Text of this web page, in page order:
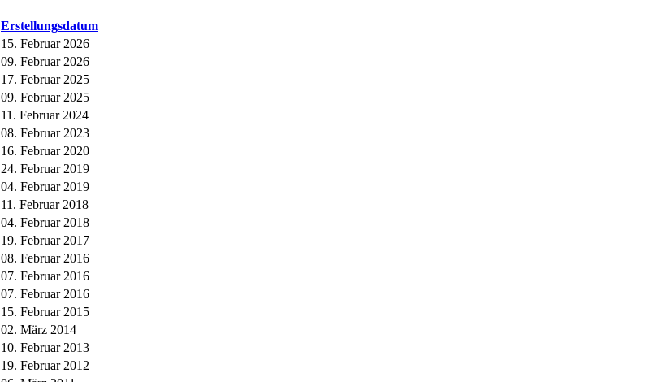
Erstellungsdatum
15. Februar 2026
09. Februar 2026
17. Februar 2025
09. Februar 2025
11. Februar 2024
08. Februar 2023
16. Februar 2020
24. Februar 2019
04. Februar 2019
11. Februar 2018
04. Februar 2018
19. Februar 2017
08. Februar 2016
07. Februar 2016
07. Februar 2016
15. Februar 2015
02. März 2014
10. Februar 2013
19. Februar 2012